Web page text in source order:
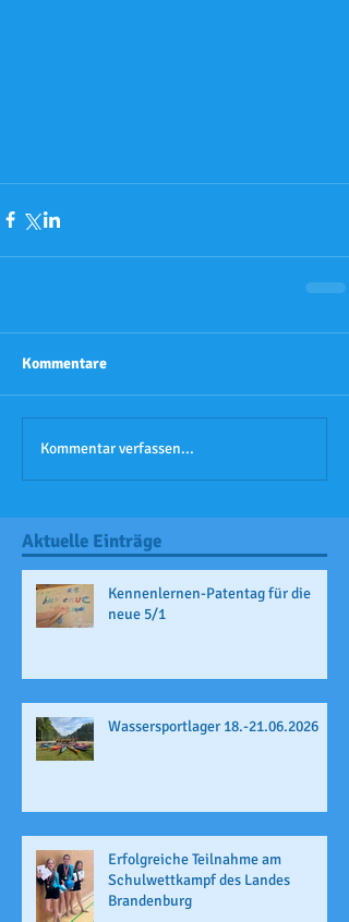
Kommentare
Kommentar verfassen...
Aktuelle Einträge
Kennenlernen-Patentag für die
neue 5/1
Wassersportlager 18.-21.06.2026
Erfolgreiche Teilnahme am
Schulwettkampf des Landes
Brandenburg